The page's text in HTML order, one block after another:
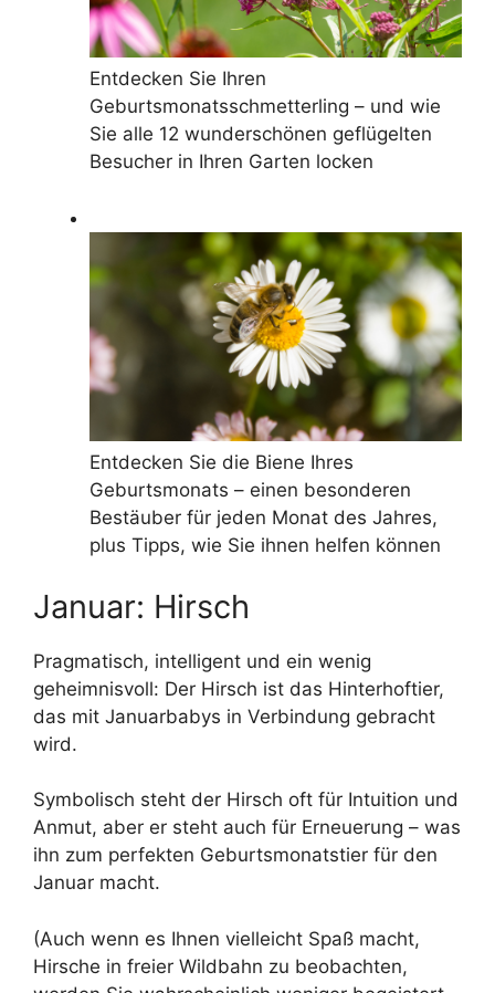
Entdecken Sie Ihren
Geburtsmonatsschmetterling – und wie
Sie alle 12 wunderschönen geflügelten
Besucher in Ihren Garten locken
Entdecken Sie die Biene Ihres
Geburtsmonats – einen besonderen
Bestäuber für jeden Monat des Jahres,
plus Tipps, wie Sie ihnen helfen können
Januar: Hirsch
Pragmatisch, intelligent und ein wenig
geheimnisvoll: Der Hirsch ist das Hinterhoftier,
das mit Januarbabys in Verbindung gebracht
wird.
Symbolisch steht der Hirsch oft für Intuition und
Anmut, aber er steht auch für Erneuerung – was
ihn zum perfekten Geburtsmonatstier für den
Januar macht.
(Auch wenn es Ihnen vielleicht Spaß macht,
Hirsche in freier Wildbahn zu beobachten,